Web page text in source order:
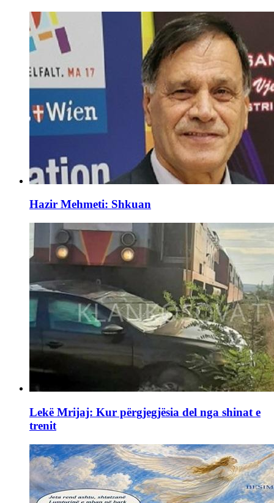
Hazir Mehmeti: Shkuan
Lekë Mrijaj: Kur përgjegjësia del nga shinat e
trenit